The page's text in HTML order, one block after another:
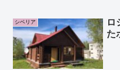
シベリア
ロ
た